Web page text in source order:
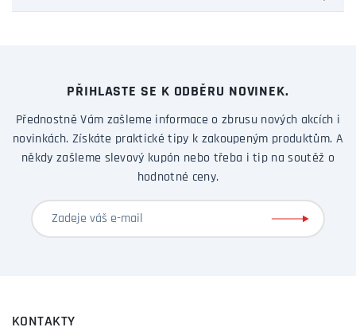
PŘIHLASTE SE K ODBĚRU NOVINEK.
Přednostně Vám zašleme informace o zbrusu nových akcích i
novinkách. Získáte praktické tipy k zakoupeným produktům. A
někdy zašleme slevový kupón nebo třeba i tip na soutěž o
hodnotné ceny.
KONTAKTY